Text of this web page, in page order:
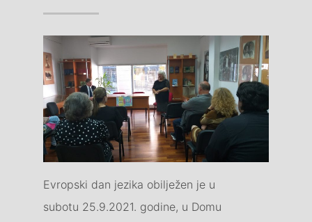
Evropski dan jezika obilježen je u
subotu 25.9.2021. godine, u Domu